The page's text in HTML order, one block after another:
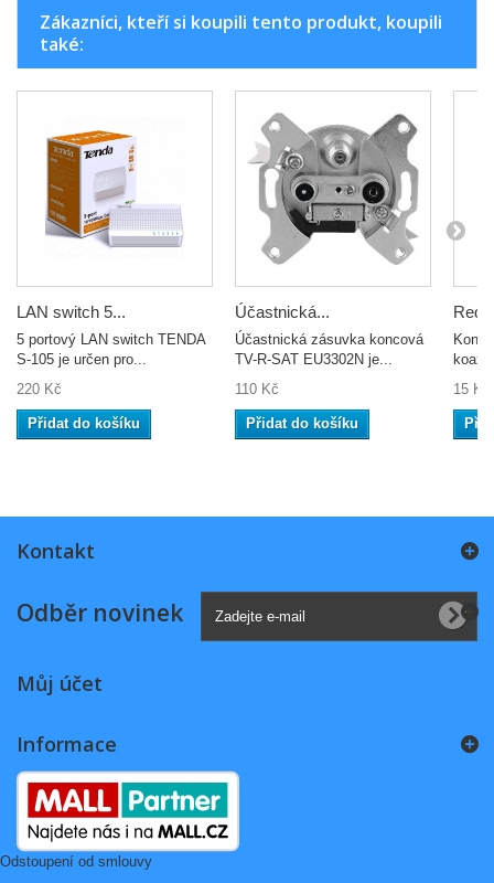
Zákazníci, kteří si koupili tento produkt, koupili
také:
LAN switch 5...
5 portový LAN switch TENDA
S-105 je určen pro...
220 Kč
Přidat do košíku
Účastnická...
Účastnická zásuvka koncová
TV-R-SAT EU3302N je...
110 Kč
Přidat do košíku
15 Kč
Kontakt
Odběr novinek
Můj účet
Informace
Odstoupení od smlouvy